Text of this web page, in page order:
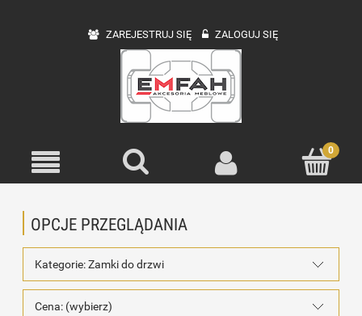
ZAREJESTRUJ SIĘ ZALOGUJ SIĘ
OPCJE PRZEGLĄDANIA
Kategorie: Zamki do drzwi
Cena: (wybierz)